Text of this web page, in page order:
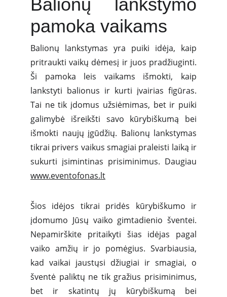
Balionų lankstymo
pamoka vaikams
Balionų lankstymas yra puiki idėja, kaip
pritraukti vaikų dėmesį ir juos pradžiuginti.
Ši pamoka leis vaikams išmokti, kaip
lankstyti balionus ir kurti įvairias figūras.
Tai ne tik įdomus užsiėmimas, bet ir puiki
galimybė išreikšti savo kūrybiškumą bei
išmokti naujų įgūdžių. Balionų lankstymas
tikrai privers vaikus smagiai praleisti laiką ir
sukurti įsimintinas prisiminimus. Daugiau
www.eventofonas.lt
Šios idėjos tikrai pridės kūrybiškumo ir
įdomumo Jūsų vaiko gimtadienio šventei.
Nepamirškite pritaikyti šias idėjas pagal
vaiko amžių ir jo pomėgius. Svarbiausia,
kad vaikai jaustųsi džiugiai ir smagiai, o
šventė paliktų ne tik gražius prisiminimus,
bet ir skatintų jų kūrybiškumą bei